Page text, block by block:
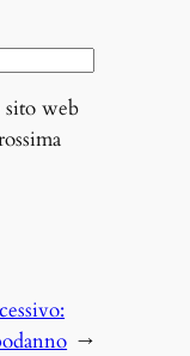
sito web
→